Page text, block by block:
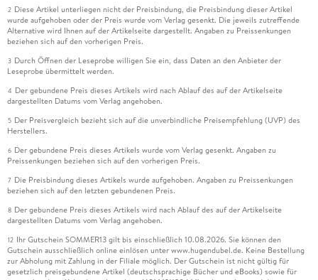
2 Diese Artikel unterliegen nicht der Preisbindung, die Preisbindung dieser Artikel
wurde aufgehoben oder der Preis wurde vom Verlag gesenkt. Die jeweils zutreffende
Alternative wird Ihnen auf der Artikelseite dargestellt. Angaben zu Preissenkungen
beziehen sich auf den vorherigen Preis.
3 Durch Öffnen der Leseprobe willigen Sie ein, dass Daten an den Anbieter der
Leseprobe übermittelt werden.
4 Der gebundene Preis dieses Artikels wird nach Ablauf des auf der Artikelseite
dargestellten Datums vom Verlag angehoben.
5 Der Preisvergleich bezieht sich auf die unverbindliche Preisempfehlung (UVP) des
Herstellers.
6 Der gebundene Preis dieses Artikels wurde vom Verlag gesenkt. Angaben zu
Preissenkungen beziehen sich auf den vorherigen Preis.
7 Die Preisbindung dieses Artikels wurde aufgehoben. Angaben zu Preissenkungen
beziehen sich auf den letzten gebundenen Preis.
8 Der gebundene Preis dieses Artikels wird nach Ablauf des auf der Artikelseite
dargestellten Datums vom Verlag angehoben.
12 Ihr Gutschein SOMMER13 gilt bis einschließlich 10.08.2026. Sie können den
Gutschein ausschließlich online einlösen unter www.hugendubel.de. Keine Bestellung
zur Abholung mit Zahlung in der Filiale möglich. Der Gutschein ist nicht gültig für
gesetzlich preisgebundene Artikel (deutschsprachige Bücher und eBooks) sowie für